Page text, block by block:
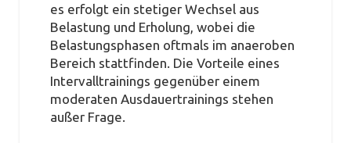
es erfolgt ein stetiger Wechsel aus
Belastung und Erholung, wobei die
Belastungsphasen oftmals im anaeroben
Bereich stattfinden. Die Vorteile eines
Intervalltrainings gegenüber einem
moderaten Ausdauertrainings stehen
außer Frage.